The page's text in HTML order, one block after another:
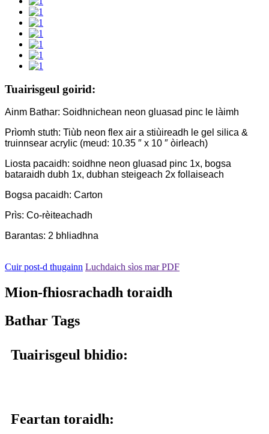
Tuairisgeul goirid:
Ainm Bathar: Soidhnichean neon gluasad pinc le làimh
Prìomh stuth: Tiùb neon flex air a stiùireadh le gel silica &
truinnsear acrylic (meud: 10.35 ″ x 10 ″ òirleach)
Liosta pacaidh: soidhne neon gluasad pinc 1x, bogsa
bataraidh dubh 1x, dubhan steigeach 2x follaiseach
Bogsa pacaidh: Carton
Prìs: Co-rèiteachadh
Barantas: 2 bhliadhna
Cuir post-d thugainn Luchdaich sìos mar PDF
Mion-fhiosrachadh toraidh
Bathar Tags
Tuairisgeul bhidio:
Feartan toraidh: